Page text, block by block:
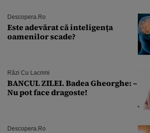
Descopera.ro
Este adevărat că inteligența
oamenilor scade?
Râzi Cu Lacrimi
BANCUL ZILEI. Badea Gheorghe: –
Nu pot face dragoste!
Descopera.ro